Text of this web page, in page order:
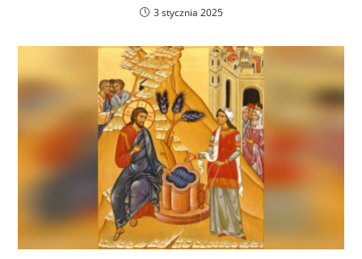
3 stycznia 2025